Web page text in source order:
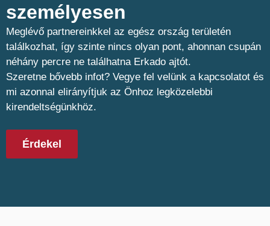
személyesen​
Meglévő partnereinkkel az egész ország területén
találkozhat, így szinte nincs olyan pont, ahonnan csupán
néhány percre ne találhatna Erkado ajtót.
Szeretne bővebb infot? Vegye fel velünk a kapcsolatot és
mi azonnal elirányítjuk az Önhoz legközelebbi
kirendeltségünkhöz.
Érdekel